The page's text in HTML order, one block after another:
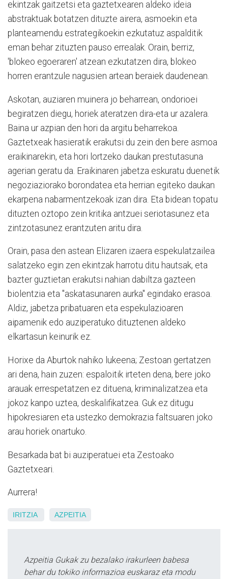
ekintzak gaitzetsi eta gaztetxearen aldeko ideia
abstraktuak botatzen dituzte airera, asmoekin eta
planteamendu estrategikoekin ezkutatuz aspalditik
eman behar zituzten pauso errealak. Orain, berriz,
'blokeo egoeraren' atzean ezkutatzen dira, blokeo
horren erantzule nagusien artean beraiek daudenean.
Askotan, auziaren muinera jo beharrean, ondorioei
begiratzen diegu, horiek ateratzen dira-eta ur azalera.
Baina ur azpian den hori da argitu beharrekoa.
Gaztetxeak hasieratik erakutsi du zein den bere asmoa
eraikinarekin, eta hori lortzeko daukan prestutasuna
agerian geratu da. Eraikinaren jabetza eskuratu duenetik
negoziaziorako borondatea eta herrian egiteko daukan
ekarpena nabarmentzekoak izan dira. Eta bidean topatu
dituzten oztopo zein kritika antzuei seriotasunez eta
zintzotasunez erantzuten aritu dira.
Orain, pasa den astean Elizaren izaera espekulatzailea
salatzeko egin zen ekintzak harrotu ditu hautsak, eta
bazter guztietan erakutsi nahian dabiltza gazteen
biolentzia eta "askatasunaren aurka" egindako erasoa.
Aldiz, jabetza pribatuaren eta espekulazioaren
aipamenik edo auziperatuko dituztenen aldeko
elkartasun keinurik ez.
Horixe da Aburtok nahiko lukeena; Zestoan gertatzen
ari dena, hain zuzen: espaloitik irteten dena, bere joko
arauak errespetatzen ez dituena, kriminalizatzea eta
jokoz kanpo uztea, deskalifikatzea. Guk ez ditugu
hipokresiaren eta ustezko demokrazia faltsuaren joko
arau horiek onartuko.
Besarkada bat bi auziperatuei eta Zestoako
Gaztetxeari.
Aurrera!
IRITZIA AZPEITIA
Azpeitia Gukak zu bezalako irakurleen babesa
behar du tokiko informazioa euskaraz eta modu